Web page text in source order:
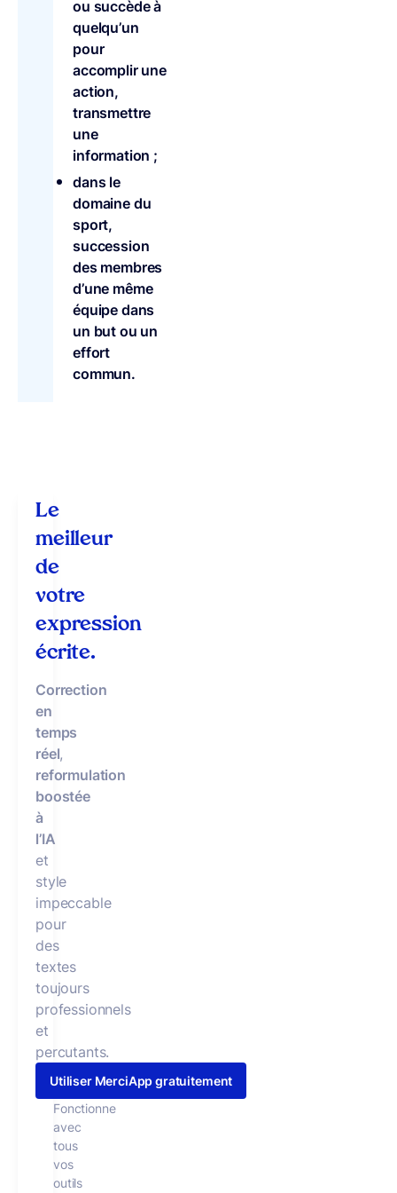
ou succède à
quelqu’un
pour
accomplir une
action,
transmettre
une
information ;
dans le
domaine du
sport,
succession
des membres
d’une même
équipe dans
un but ou un
effort
commun.
Le
meilleur
de
votre
expression
écrite.
Correction
en
temps
réel,
reformulation
boostée
à
l’IA
et
style
impeccable
pour
des
textes
toujours
professionnels
et
percutants.
Utiliser MerciApp gratuitement
Fonctionne
avec
tous
vos
outils